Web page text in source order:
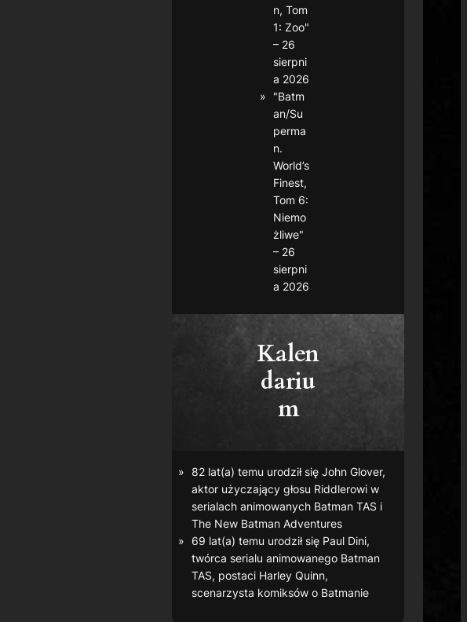
n, Tom
1: Zoo"
– 26
sierpni
a 2026
"Batm
an/Su
perma
n.
World’s
Finest,
Tom 6:
Niemo
żliwe"
– 26
sierpni
a 2026
Kalen
dariu
m
82 lat(a) temu urodził się John Glover,
aktor użyczający głosu Riddlerowi w
serialach animowanych Batman TAS i
The New Batman Adventures
69 lat(a) temu urodził się Paul Dini,
twórca serialu animowanego Batman
TAS, postaci Harley Quinn,
scenarzysta komiksów o Batmanie